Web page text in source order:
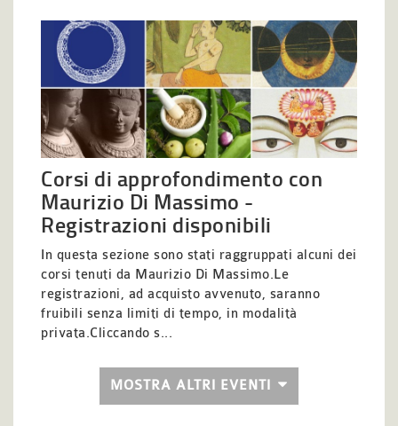
Corsi di approfondimento con
Maurizio Di Massimo -
Registrazioni disponibili
In questa sezione sono stati raggruppati alcuni dei
corsi tenuti da Maurizio Di Massimo.Le
registrazioni, ad acquisto avvenuto, saranno
fruibili senza limiti di tempo, in modalità
privata.Cliccando s...
MOSTRA ALTRI EVENTI